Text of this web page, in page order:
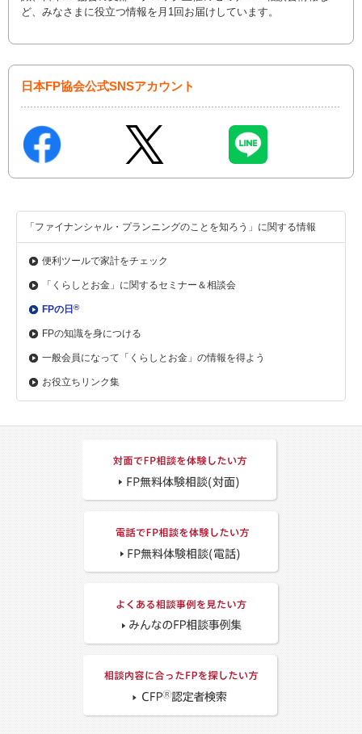
ど、みなさまに役立つ情報を月1回お届けしています。
日本FP協会公式SNSアカウント
「ファイナンシャル・プランニングのことを知ろう」に関する情報
便利ツールで家計をチェック
「くらしとお金」に関するセミナー＆相談会
FPの日 ®
FPの知識を身につける
一般会員になって「くらしとお金」の情報を得よう
お役立ちリンク集